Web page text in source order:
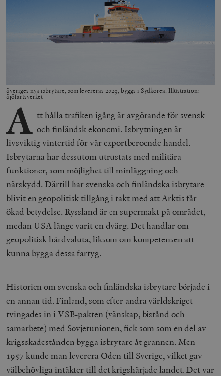
Sveriges nya isbrytare, som levereras 2029, byggs i Sydkorea. Illustration:
Sjöfartsverket
A tt hålla trafiken igång är avgörande för svensk
och finländsk ekonomi. Isbrytningen är
livsviktig vintertid för vår exportberoende handel.
Isbrytarna har dessutom utrustats med militära
funktioner, som möjlighet till minläggning och
närskydd. Därtill har svenska och finländska isbrytare
blivit en geopolitisk tillgång i takt med att Arktis får
ökad betydelse. Ryssland är en supermakt på området,
medan USA länge varit en dvärg. Det handlar om
geopolitisk hårdvaluta, liksom om kompetensen att
kunna bygga dessa fartyg.
Historien om svenska och finländska isbrytare började i
en annan tid. Finland, som efter andra världskriget
tvingades in i VSB-pakten (vänskap, bistånd och
samarbete) med Sovjetunionen, fick som som en del av
krigsskadestånden bygga isbrytare åt grannen. Men
1957 kunde man leverera Oden till Sverige, vilket gav
välbehövliga intäkter till det krigshärjade landet. Det var